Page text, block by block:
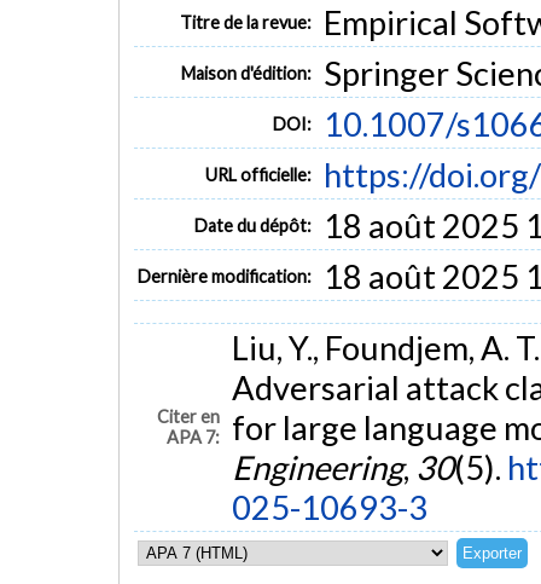
Titre de la revue: Empirical
Maison d'édition: Springer
DOI: 10.1007/
URL officielle: https://
Date du dépôt: 18 août 2025
Dernière modification: 18 août 2025
Citer en
APA 7:
Liu, Y., Foundjem, A.
Adversarial attack
for large language
Engineering, 30(5).
025-10693-3